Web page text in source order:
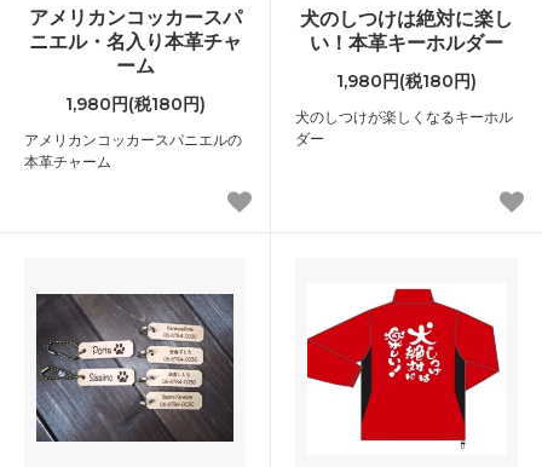
アメリカンコッカースパ
ニエル・名入り本革チャ
ーム
1,980円(税180円)
アメリカンコッカースパニエルの
本革チャーム
犬のしつけは絶対に楽し
い！本革キーホルダー
1,980円(税180円)
犬のしつけが楽しくなるキーホル
ダー